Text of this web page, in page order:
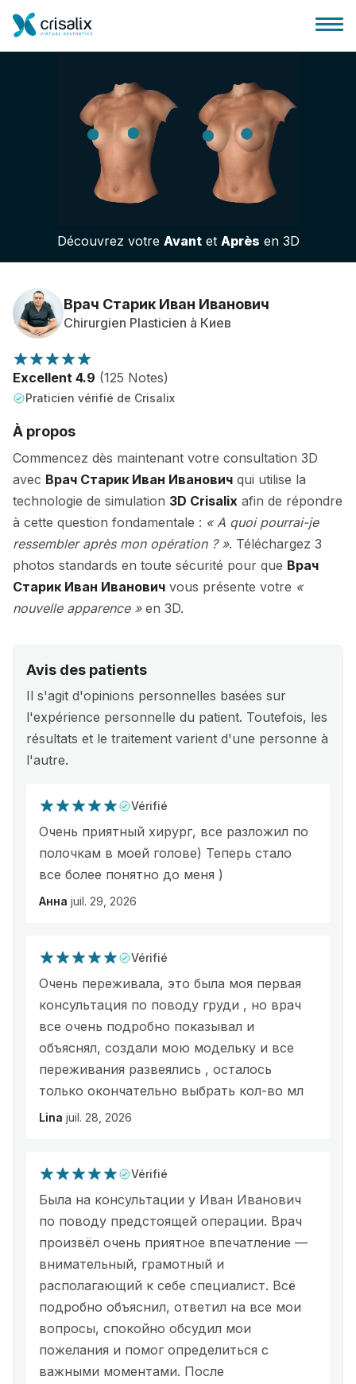
Accueil chirurgiens
Plateforme commerciale 3D
Forfait
Avis des patients
Découvrez votre Avantet Après en 3D
Врач Старик Иван Иванович
Chirurgien Plasticien à Киев
Excellent 4.9 (125 Notes)
Praticien vérifié de Crisalix
À propos
Commencez dès maintenant votre consultation 3D
avec Врач Старик Иван Иванович qui utilise la
technologie de simulation 3D Crisalix afin de répondre
à cette question fondamentale : « A quoi pourrai-je
ressembler après mon opération ? ». Téléchargez 3
photos standards en toute sécurité pour que Врач
Старик Иван Иванович vous présente votre «
nouvelle apparence »en 3D.
Avis des patients
Il s'agit d'opinions personnelles basées sur
l'expérience personnelle du patient. Toutefois, les
résultats et le traitement varient d'une personne à
l'autre.
Vérifié
Очень приятный хирург, все разложил по
полочкам в моей голове) Теперь стало
все более понятно до меня )
Анна juil. 29, 2026
Vérifié
Очень переживала, это была моя первая
консультация по поводу груди , но врач
все очень подробно показывал и
объяснял, создали мою модельку и все
переживания развеялись , осталось
только окончательно выбрать кол-во мл
Lina juil. 28, 2026
Vérifié
Была на консультации у Иван Иванович
по поводу предстоящей операции. Врач
произвёл очень приятное впечатление —
внимательный, грамотный и
располагающий к себе специалист. Всё
подробно объяснил, ответил на все мои
вопросы, спокойно обсудил мои
пожелания и помог определиться с
важными моментами. После